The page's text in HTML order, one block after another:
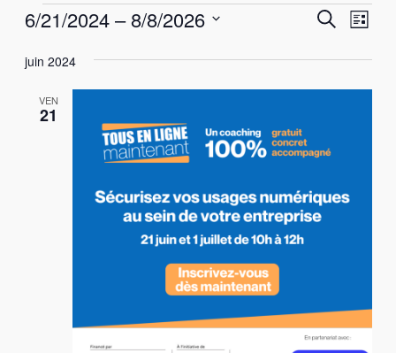
Évènements
et
vues
Recherche
Liste
6/21/2024 – 8/8/2026
une
juin 2024
VEN
21